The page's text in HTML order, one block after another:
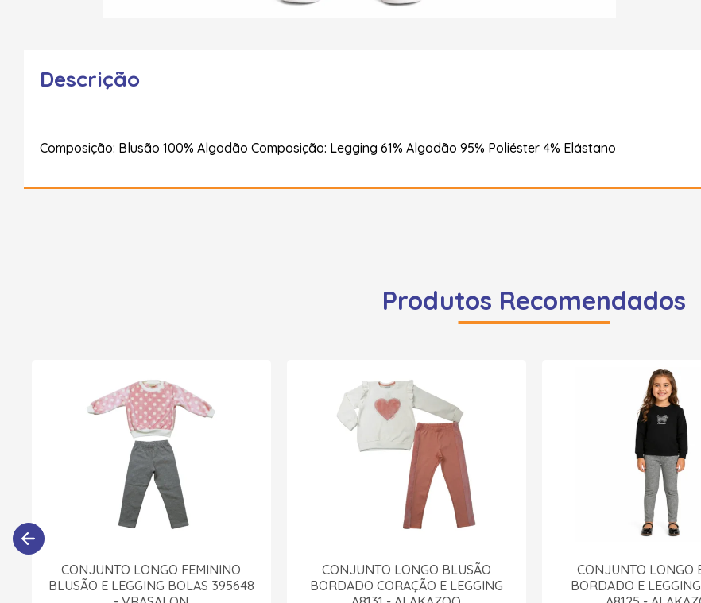
Descrição
Composição: Blusão 100% Algodão Composição: Legging 61% Algodão 95% Poliéster 4% Elástano
Produtos Recomendados
CONJUNTO LONGO FEMININO
BLUSÃO E LEGGING BOLAS 395648
CONJUNTO LONGO BLUSÃO
BORDADO CORAÇÃO E LEGGING
CONJUNTO LONGO
BORDADO E